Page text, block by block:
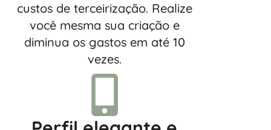
custos de terceirização. Realize
você mesma sua criação e
diminua os gastos em até 10
vezes.